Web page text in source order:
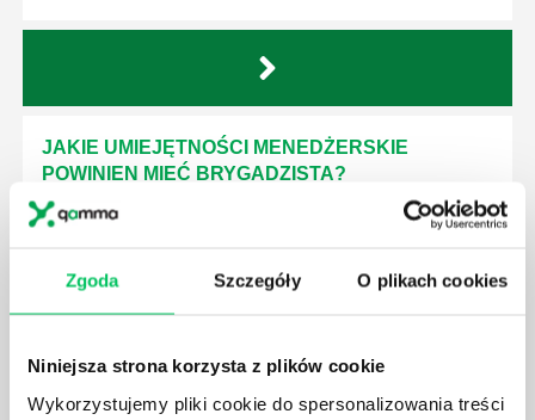
Zgoda Szczegóły O plikach cookies
Niniejsza strona korzysta z plików cookie
Wykorzystujemy pliki cookie do spersonalizowania treści
JAKIE UMIEJĘTNOŚCI MENEDŻERSKIE
POWINIEN MIEĆ BRYGADZISTA?
Nawet zespół złożony z doskonale wykształconych i
kompetentnych pracowników nie będzie w stanie
nim odpowiedniego kierownictwa. Zawsze
niezbędna jest osoba nadzorująca wszystkie